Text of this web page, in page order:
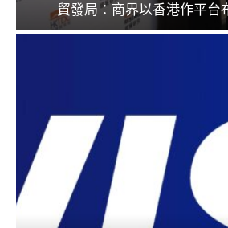
貿發局：商界以香港作平台